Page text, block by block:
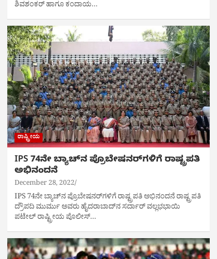
ಶಿವಶಂಕರ್ ಹಾಗೂ ಕಂದಾಯ…
ರಾಷ್ಟ್ರೀಯ
IPS 74ನೇ ಬ್ಯಾಚ್‌ನ ಪ್ರೊಬೇಷನರ್‌ಗಳಿಗೆ ರಾಷ್ಟ್ರಪತಿ
ಅಭಿನಂದನೆ
December 28, 2022
IPS 74ನೇ ಬ್ಯಾಚ್‌ನ ಪ್ರೊಬೇಷನರ್‌ಗಳಿಗೆ ರಾಷ್ಟ್ರಪತಿ ಅಭಿನಂದನೆ ರಾಷ್ಟ್ರಪತಿ
ದ್ರೌಪದಿ ಮುರ್ಮು ಅವರು ಹೈದರಾಬಾದ್‌ನ ಸರ್ದಾರ್ ವಲ್ಲಭಭಾಯಿ
ಪಟೇಲ್ ರಾಷ್ಟ್ರೀಯ ಪೊಲೀಸ್…